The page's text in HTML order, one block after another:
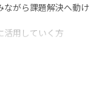
行計画の策定、運
用し、リスクを最
ながら課題解決へ動け
活用していく方